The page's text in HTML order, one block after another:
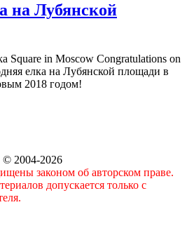
на Лубянской
Square in Moscow Congratulations on
елка на Лубянской площади в
2018 годом!
© 2004-2026
законом об авторском праве.
допускается только с